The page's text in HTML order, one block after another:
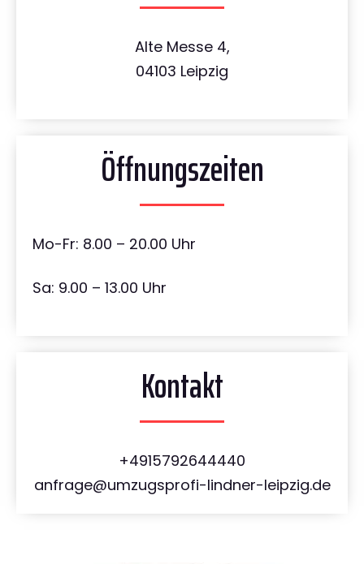
Alte Messe 4,
04103 Leipzig
Öffnungszeiten
Mo-Fr: 8.00 – 20.00 Uhr
Sa: 9.00 – 13.00 Uhr
Kontakt
+4915792644440
anfrage@umzugsprofi-lindner-leipzig.de